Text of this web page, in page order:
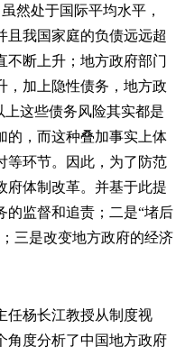
然处于国际平均水平，
且我国家庭的负债远远超
不断上升；地方政府部门
，加上隐性债务，地方政
上这些债务风险其实都是
的，而这种叠加事实上体
等环节。因此，为了防范
府体制改革。并基于此提
的监督和追责；二是“堵后
三是改变地方政府的经济
任杨长江教授从制度视
角度分析了中国地方政府